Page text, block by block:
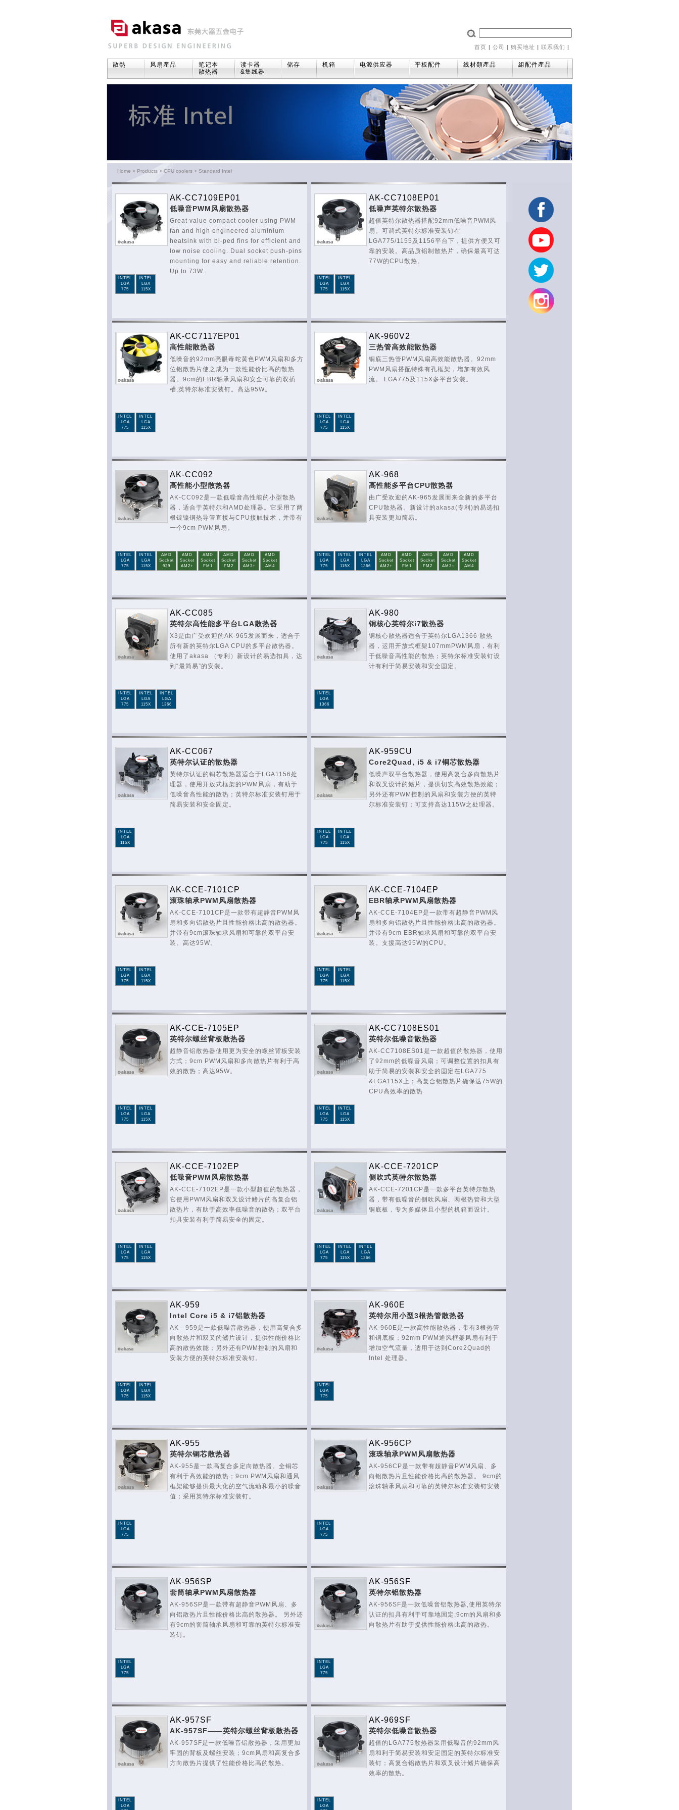
首页 | 公司 | 购买地址 | 联系我们 |
散熱 风扇產品
笔记本
散热器
读卡器
&集线器
储存 机箱 电源供应器 平板配件 线材類產品 組配件產品
Home > Products > CPU coolers > Standard Intel
AK-CC7109EP01
低噪音PWM风扇散热器
Great value compact cooler using PWM
fan and high engineered aluminium
heatsink with bi-ped fins for efficient and
low noise cooling. Dual socket push-pins
mounting for easy and reliable retention.
Up to 73W.
INTEL
LGA
775
INTEL
LGA
115X
AK-CC7108EP01
低噪声英特尔散热器
超值英特尔散热器搭配92mm低噪音PWM风
扇。可调式英特尔标准安装钉在
LGA775/1155及1156平台下，提供方便又可
靠的安装。高品质铝制散热片，确保最高可达
77W的CPU散热。
INTEL
LGA
775
INTEL
LGA
115X
AK-CC7117EP01
高性能散热器
低噪音的92mm亮眼毒蛇黄色PWM风扇和多方
位铝散热片使之成为一款性能价比高的散热
器。9cm的EBR轴承风扇和安全可靠的双插
槽,英特尔标准安装钉。高达95W。
INTEL
LGA
775
INTEL
LGA
115X
AK-960V2
三热管高效能散热器
铜底三热管PWM风扇高效能散热器。92mm
PWM风扇搭配特殊有孔框架，增加有效风
流。 LGA775及115X多平台安装。
INTEL
LGA
775
INTEL
LGA
115X
AK-CC092
高性能小型散热器
AK-CC092是一款低噪音高性能的小型散热
器，适合于英特尔和AMD处理器。它采用了两
根镀镍铜热导管直接与CPU接触技术，并带有
一个9cm PWM风扇。
INTEL
LGA
775
INTEL
LGA
115X
AMD
Socket
939
AMD
Socket
AM2+
AMD
Socket
FM1
AMD
Socket
FM2
AMD
Socket
AM3+
AMD
Socket
AM4
AK-968
高性能多平台CPU散热器
由广受欢迎的AK-965发展而来全新的多平台
CPU散热器。新设计的akasa(专利)的易选扣
具安装更加简易。
INTEL
LGA
775
INTEL
LGA
115X
INTEL
LGA
1366
AMD
Socket
AM2+
AMD
Socket
FM1
AMD
Socket
FM2
AMD
Socket
AM3+
AMD
Socket
AM4
AK-CC085
英特尔高性能多平台LGA散热器
X3是由广受欢迎的AK-965发展而来，适合于
所有新的英特尔LGA CPU的多平台散热器。
使用了akasa （专利）新设计的易选扣具，达
到“最简易”的安装。
INTEL
LGA
775
INTEL
LGA
115X
INTEL
LGA
1366
AK-980
铜核心英特尔i7散热器
铜核心散热器适合于英特尔LGA1366 散热
器，运用开放式框架107mmPWM风扇，有利
于低噪音高性能的散热；英特尔标准安装钉设
计有利于简易安装和安全固定。
INTEL
LGA
1366
AK-CC067
英特尔认证的散热器
英特尔认证的铜芯散热器适合于LGA1156处
理器，使用开放式框架的PWM风扇，有助于
低噪音高性能的散热；英特尔标准安装钉用于
简易安装和安全固定。
INTEL
LGA
115X
AK-959CU
Core2Quad, i5 & i7铜芯散热器
低噪声双平台散热器，使用高复合多向散热片
和双叉设计的鳍片，提供切实高效散热效能；
另外还有PWM控制的风扇和安装方便的英特
尔标准安装钉；可支持高达115W之处理器。
INTEL
LGA
775
INTEL
LGA
115X
AK-CCE-7101CP
滚珠轴承PWM风扇散热器
AK-CCE-7101CP是一款带有超静音PWM风
扇和多向铝散热片且性能价格比高的散热器。
并带有9cm滚珠轴承风扇和可靠的双平台安
装。高达95W。
INTEL
LGA
775
INTEL
LGA
115X
AK-CCE-7104EP
EBR轴承PWM风扇散热器
AK-CCE-7104EP是一款带有超静音PWM风
扇和多向铝散热片且性能价格比高的散热器。
并带有9cm EBR轴承风扇和可靠的双平台安
装。支援高达95W的CPU。
INTEL
LGA
775
INTEL
LGA
115X
AK-CCE-7105EP
英特尔螺丝背板散热器
超静音铝散热器使用更为安全的螺丝背板安装
方式；9cm PWM风扇和多向散热片有利于高
效的散热；高达95W。
INTEL
LGA
775
INTEL
LGA
115X
AK-CC7108ES01
英特尔低噪音散热器
AK-CC7108ES01是一款超值的散热器，使用
了92mm的低噪音风扇；可调整位置的扣具有
助于简易的安装和安全的固定在LGA775
&LGA115X上；高复合铝散热片确保达75W的
CPU高效率的散热
INTEL
LGA
775
INTEL
LGA
115X
AK-CCE-7102EP
低噪音PWM风扇散热器
AK-CCE-7102EP是一款小型超值的散热器，
它使用PWM风扇和双叉设计鳍片的高复合铝
散热片，有助于高效率低噪音的散热；双平台
扣具安装有利于简易安全的固定。
INTEL
LGA
775
INTEL
LGA
115X
AK-CCE-7201CP
侧吹式英特尔散热器
AK-CCE-7201CP是一款多平台英特尔散热
器，带有低噪音的侧吹风扇、两根热管和大型
铜底板，专为多媒体且小型的机箱而设计。
INTEL
LGA
775
INTEL
LGA
115X
INTEL
LGA
1366
AK-959
Intel Core i5 & i7铝散热器
AK - 959是一款低噪音散热器，使用高复合多
向散热片和双叉的鳍片设计，提供性能价格比
高的散热效能；另外还有PWM控制的风扇和
安装方便的英特尔标准安装钉。
INTEL
LGA
775
INTEL
LGA
115X
AK-960E
英特尔用小型3根热管散热器
AK-960E是一款高性能散热器，带有3根热管
和铜底板；92mm PWM通风框架风扇有利于
增加空气流量，适用于达到Core2Quad的
Intel 处理器。
INTEL
LGA
775
AK-955
英特尔铜芯散热器
AK-955是一款高复合多定向散热器。全铜芯
有利于高效能的散热；9cm PWM风扇和通风
框架能够提供最大化的空气流动和最小的噪音
值；采用英特尔标准安装钉。
INTEL
LGA
775
AK-956CP
滚珠轴承PWM风扇散热器
AK-956CP是一款带有超静音PWM风扇、多
向铝散热片且性能价格比高的散热器。 9cm的
滚珠轴承风扇和可靠的英特尔标准安装钉安装
INTEL
LGA
775
AK-956SP
套筒轴承PWM风扇散热器
AK-956SP是一款带有超静音PWM风扇、多
向铝散热片且性能价格比高的散热器。 另外还
有9cm的套筒轴承风扇和可靠的英特尔标准安
装钉。
INTEL
LGA
775
AK-956SF
英特尔铝散热器
AK-956SF是一款低噪音铝散热器,使用英特尔
认证的扣具有利于可靠地固定;9cm的风扇和多
向散热片有助于提供性能价格比高的散热。
INTEL
LGA
775
AK-957SF
AK-957SF——英特尔螺丝背板散热器
AK-957SF是一款低噪音铝散热器，采用更加
牢固的背板及螺丝安装；9cm风扇和高复合多
方向散热片提供了性能价格比高的散热。
INTEL
LGA
AK-969SF
英特尔低噪音散热器
超值的LGA775散热器采用低噪音的92mm风
扇和利于简易安装和安定固定的英特尔标准安
装钉；高复合铝散热片和双叉设计鳍片确保高
效率的散热。
INTEL
LGA